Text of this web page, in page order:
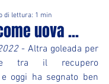
uova ...
di lettura: 1 min
- Altra goleada per
tra il recupero
oggi ha segnato ben